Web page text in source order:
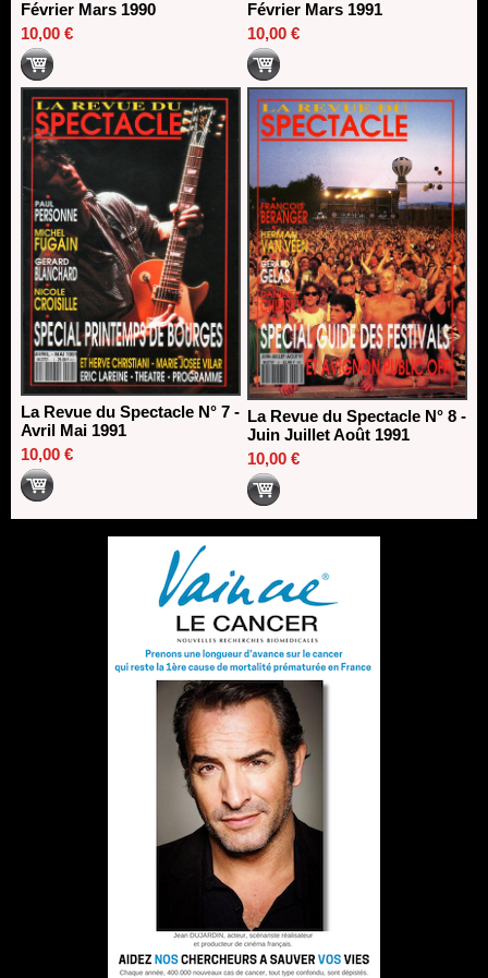
Février Mars 1990
10,00 €
Février Mars 1991
10,00 €
La Revue du Spectacle N° 7 -
Avril Mai 1991
10,00 €
La Revue du Spectacle N° 8 -
Juin Juillet Août 1991
10,00 €